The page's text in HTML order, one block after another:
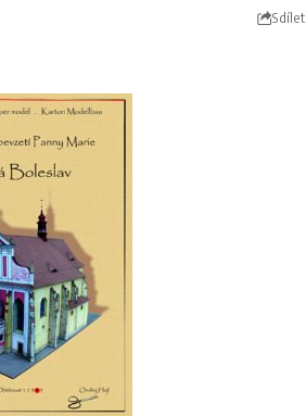
Sdílet